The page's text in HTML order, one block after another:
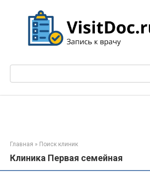
Поиск:
Главная » Поиск клиник
Клиника Первая семейная